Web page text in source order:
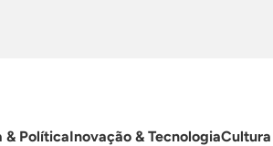
& PolíticaInovação & Tecnologia